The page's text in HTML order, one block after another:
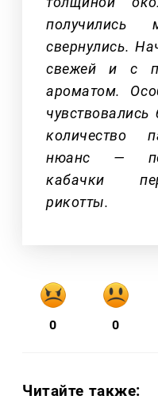
свернулись.
свежей и с
ароматом.
количество
нюанс —
кабачки
рикотты.
0 0
Читайте также: